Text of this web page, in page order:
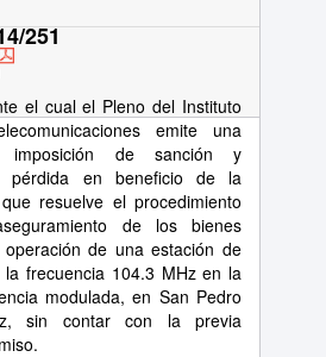
251
el cual el Pleno del Instituto
emite una
imposición de sanción y
pérdida en beneficio de la
resuelve el procedimiento
de los bienes
de una estación de
la frecuencia 104.3 MHz en la
modulada, en San Pedro
sin contar con la previa